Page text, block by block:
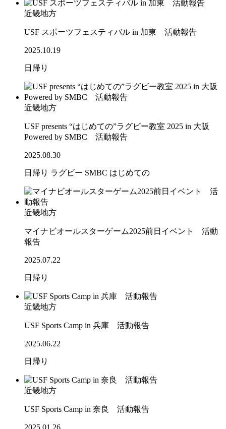
近畿地方
USF スポーツフェスティバル in 加東 活動報告
2025.10.19
日帰り
近畿地方
USF presents “はじめての”ラグビー教室 2025 in 大阪
Powered by SMBC 活動報告
2025.08.30
日帰り ラグビー SMBC はじめての
近畿地方
マイナビオールスターゲーム2025前日イベント 活動
報告
2025.07.22
日帰り
近畿地方
USF Sports Camp in 兵庫 活動報告
2025.06.22
日帰り
近畿地方
USF Sports Camp in 奈良 活動報告